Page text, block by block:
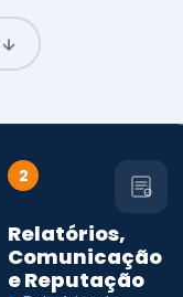
2
Relatórios,
Comunicação
e Reputação